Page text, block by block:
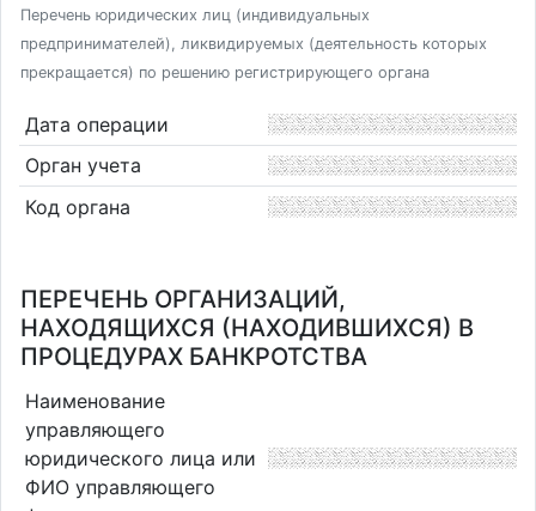
Перечень юридических лиц (индивидуальных
предпринимателей), ликвидируемых (деятельность которых
прекращается) по решению регистрирующего органа
Дата операции
Орган учета
Код органа
ПЕРЕЧЕНЬ ОРГАНИЗАЦИЙ,
НАХОДЯЩИХСЯ (НАХОДИВШИХСЯ) В
ПРОЦЕДУРАХ БАНКРОТСТВА
Наименование
управляющего
юридического лица или
ФИО управляющего